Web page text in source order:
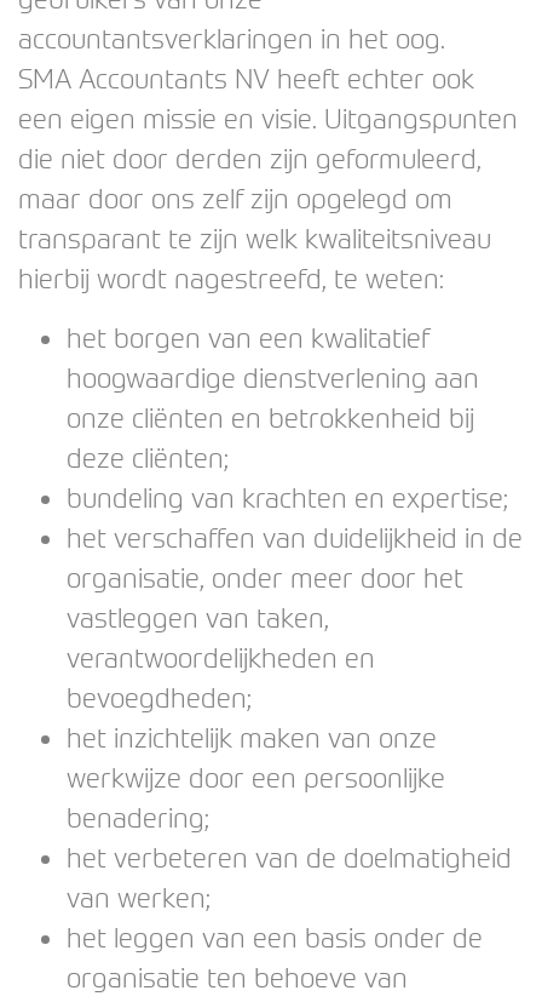
accountantsverklaringen in het oog.
SMA Accountants NV heeft echter ook
een eigen missie en visie. Uitgangspunten
die niet door derden zijn geformuleerd,
maar door ons zelf zijn opgelegd om
transparant te zijn welk kwaliteitsniveau
hierbij wordt nagestreefd, te weten:
het borgen van een kwalitatief
hoogwaardige dienstverlening aan
onze cliënten en betrokkenheid bij
deze cliënten;
bundeling van krachten en expertise;
het verschaffen van duidelijkheid in de
organisatie, onder meer door het
vastleggen van taken,
verantwoordelijkheden en
bevoegdheden;
het inzichtelijk maken van onze
werkwijze door een persoonlijke
benadering;
het verbeteren van de doelmatigheid
van werken;
het leggen van een basis onder de
organisatie ten behoeve van